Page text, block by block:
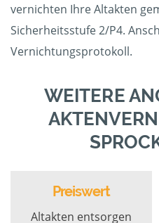
vernichten Ihre Altakten
Sicherheitsstufe 2/P4.
Vernichtungsprotokoll.
WEITERE
Preiswert
Altakten entsorgen